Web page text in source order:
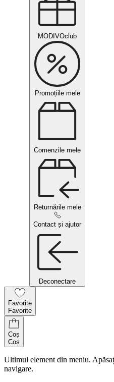
MODIVOclub
Promoțiile mele
Comenzile mele
Returnările mele
Contact și ajutor
Deconectare
Favorite
Favorite
Coș
Coș
Ultimul element din meniu.
navigare.